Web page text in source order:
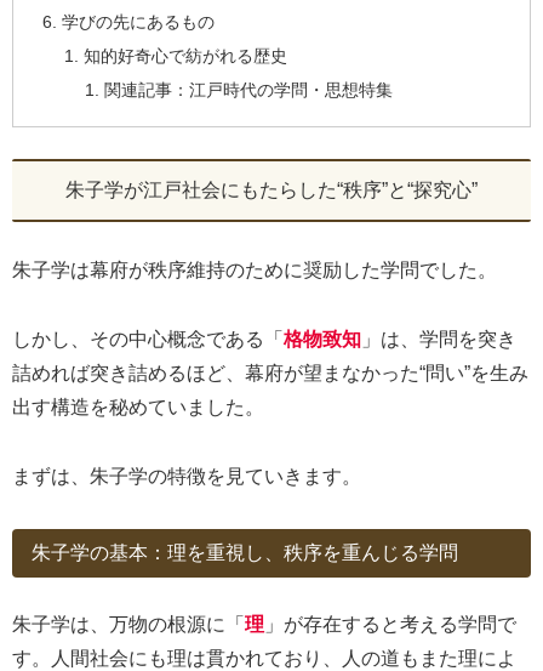
学びの先にあるもの
知的好奇心で紡がれる歴史
関連記事：江戸時代の学問・思想特集
朱子学が江戸社会にもたらした“秩序”と“探究心”
朱子学は幕府が秩序維持のために奨励した学問でした。
しかし、その中心概念である「 格物致知 」は、学問を突き
詰めれば突き詰めるほど、幕府が望まなかった“問い”を生み
出す構造を秘めていました。
まずは、朱子学の特徴を見ていきます。
朱子学の基本：理を重視し、秩序を重んじる学問
朱子学は、万物の根源に「 理 」が存在すると考える学問で
す。人間社会にも理は貫かれており、人の道もまた理によ